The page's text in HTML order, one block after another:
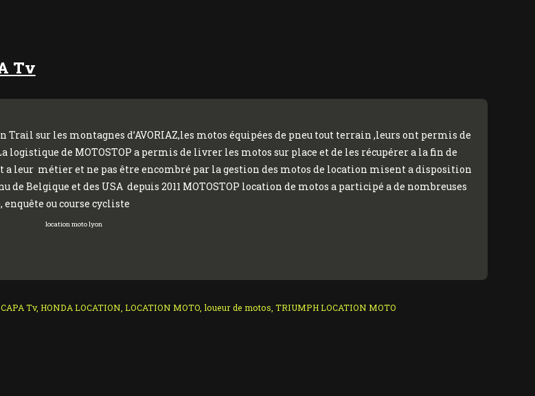
Tv
sur les montagnes d’AVORIAZ,les motos équipées de pneu tout terrain ,leurs ont permis de
logistique de MOTOSTOP a permis de livrer les motos sur place et de les récupérer a la fin de
a leur métier et ne pas être encombré par la gestion des motos de location misent a disposition
de Belgique et des USA depuis 2011 MOTOSTOP location de motos a participé a de nombreuses
ou course cycliste
location moto lyon
CAPA Tv, HONDA LOCATION LOCATION MOTO, loueur de motos TRIUMPH LOCATION MOTO